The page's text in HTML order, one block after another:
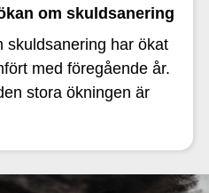
om skuldsanering
skuldsanering har ökat
med föregående år.
stora ökningen är